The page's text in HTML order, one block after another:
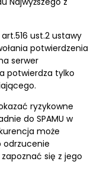
ust.2 ustawy
potwierdzenia
serwer
potwierdza tylko
ryzykowne
do SPAMU w
może
odrzucenie
się z jego